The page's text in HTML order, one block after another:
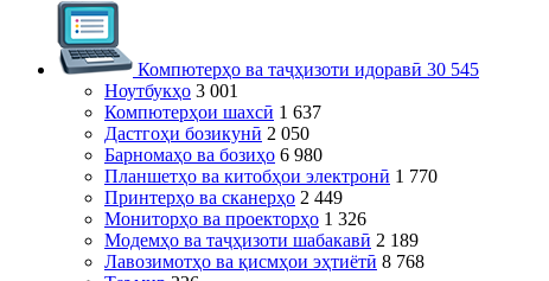
Компютерҳо ва таҷҳизоти идоравӣ 30 545
Ноутбукҳо 3 001
Компютерҳои шахсӣ 1 637
Дастгоҳи бозикунӣ 2 050
Барномаҳо ва бозиҳо 6 980
Планшетҳо ва китобҳои электронӣ 1 770
Принтерҳо ва сканерҳо 2 449
Мониторҳо ва проекторҳо 1 326
Модемҳо ва таҷҳизоти шабакавӣ 2 189
Лавозимотҳо ва қисмҳои эҳтиётӣ 8 768